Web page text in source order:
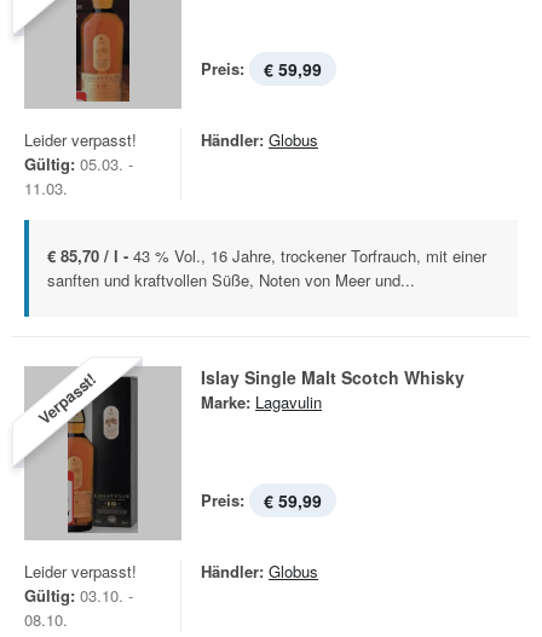
Preis: € 59,99
Leider verpasst!
Gültig: 05.03. -
11.03.
Händler: Globus
€ 85,70 / l - 43 % Vol., 16 Jahre, trockener Torfrauch, mit einer
sanften und kraftvollen Süße, Noten von Meer und...
Verpasst! Islay Single Malt Scotch Whisky
Marke: Lagavulin
Preis: € 59,99
Leider verpasst!
Gültig: 03.10. -
08.10.
Händler: Globus